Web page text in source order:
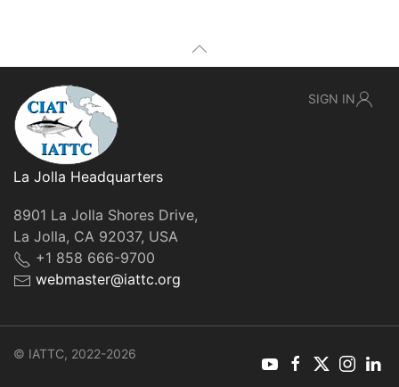
La Jolla Headquarters
8901 La Jolla Shores Drive,
La Jolla, CA 92037, USA
+1 858 666-9700
webmaster@iattc.org
SIGN IN
© IATTC, 2022-2026